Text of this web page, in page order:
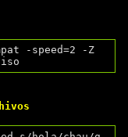
-speed=2 -Z